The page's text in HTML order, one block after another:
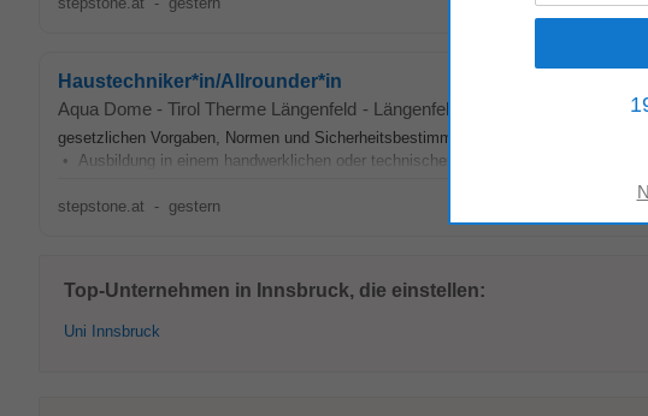
Haustechniker*in/Allrounder*in
Aqua Dome - Tirol Therme Längenfeld - Längenfeld , 40 km von Innsbruck
gesetzlichen Vorgaben, Normen und Sicherheitsbestimmungen • Teilnahme an
• Ausbildung in einem handwerklichen oder technischen Beruf von Vorteil (z.B.
stepstone.at - gestern
Top-Unternehmen in Innsbruck, die einstellen:
Uni Innsbruck